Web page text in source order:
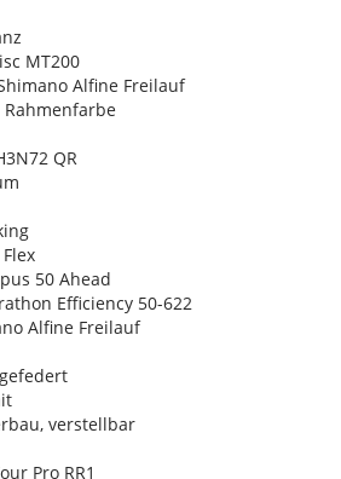
MT200
Alfine Freilauf
QR
50 Ahead
Efficiency 50-622
Alfine Freilauf
verstellbar
Pro RR1